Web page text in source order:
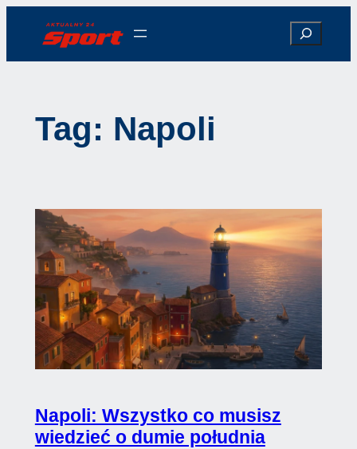
treści
Search
Tag: Napoli
Napoli: Wszystko co musisz
wiedzieć o dumie południa